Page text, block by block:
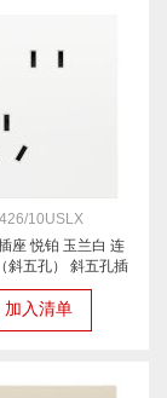
10USLX
座 悦铂 玉兰白 连
斜五孔） 斜五孔插
座 10A
加入清单